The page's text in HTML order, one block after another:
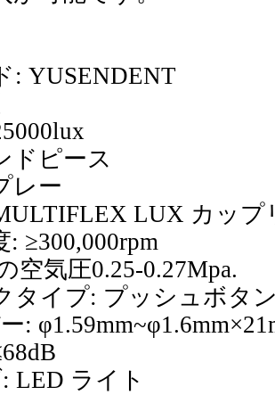
: YUSENDENT
ドピース
レー
LUX カッ
: ≥300,000rpm
空気圧0.25-0.27Mpa.
タイプ: プッシュボタ
:
LED ライト